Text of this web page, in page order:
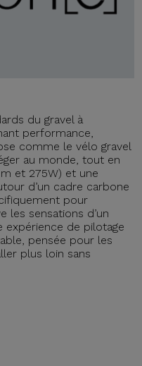
du gravel à
performance,
comme le vélo gravel
au monde, tout en
et 275W) et une
d’un cadre carbone
pour
les sensations d’un
expérience de pilotage
pensée pour les
plus loin sans